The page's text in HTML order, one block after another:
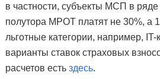
в частности, субъекты МСП в
полутора МРОТ платят не 30%, а
льготные категории, например,
варианты ставок страховых
расчетов есть здесь.